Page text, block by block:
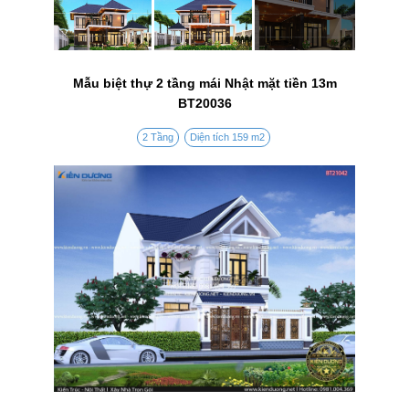
Mẫu biệt thự 2 tầng mái Nhật mặt tiền 13m
BT20036
2 Tầng Diện tích 159 m2